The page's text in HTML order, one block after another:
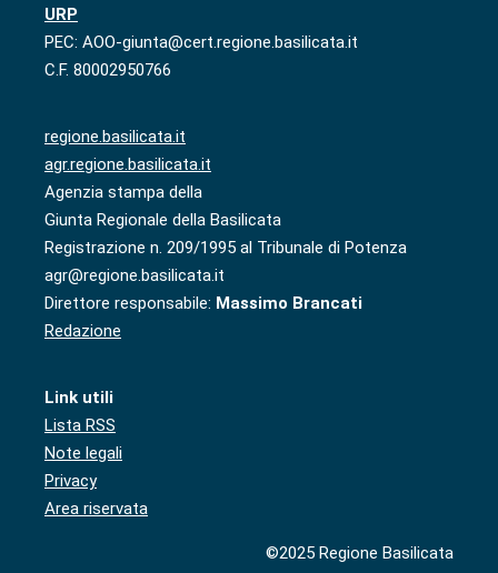
URP
PEC: AOO-giunta@cert.regione.basilicata.it
C.F. 80002950766
regione.basilicata.it
agr.regione.basilicata.it
Agenzia stampa della
Giunta Regionale della Basilicata
Registrazione n. 209/1995 al Tribunale di Potenza
agr@regione.basilicata.it
Direttore responsabile: Massimo Brancati
Redazione
Link utili
Lista RSS
Note legali
Privacy
Area riservata
©2025 Regione Basilicata